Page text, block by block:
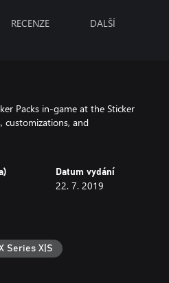
RECENZE DALŠÍ
Packs in-game at the Sticker
customizations, and
Datum vydání
22. 7. 2019
Series X|S